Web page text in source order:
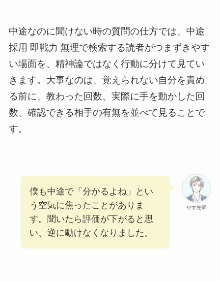
中途なのに聞けない時の質問の仕方では、中途
採用 即戦力 無理で検索する読者がつまずきやす
い場面を、精神論ではなく行動に分けて見てい
きます。大事なのは、覚えられない自分を責め
る前に、教わった回数、実際に手を動かした回
数、確認できる相手の有無を並べて見ることで
す。
やす先輩
僕も中途で「分かるよね」とい
う空気に焦ったことがありま
す。聞いたら評価が下がると思
い、逆に動けなくなりました。